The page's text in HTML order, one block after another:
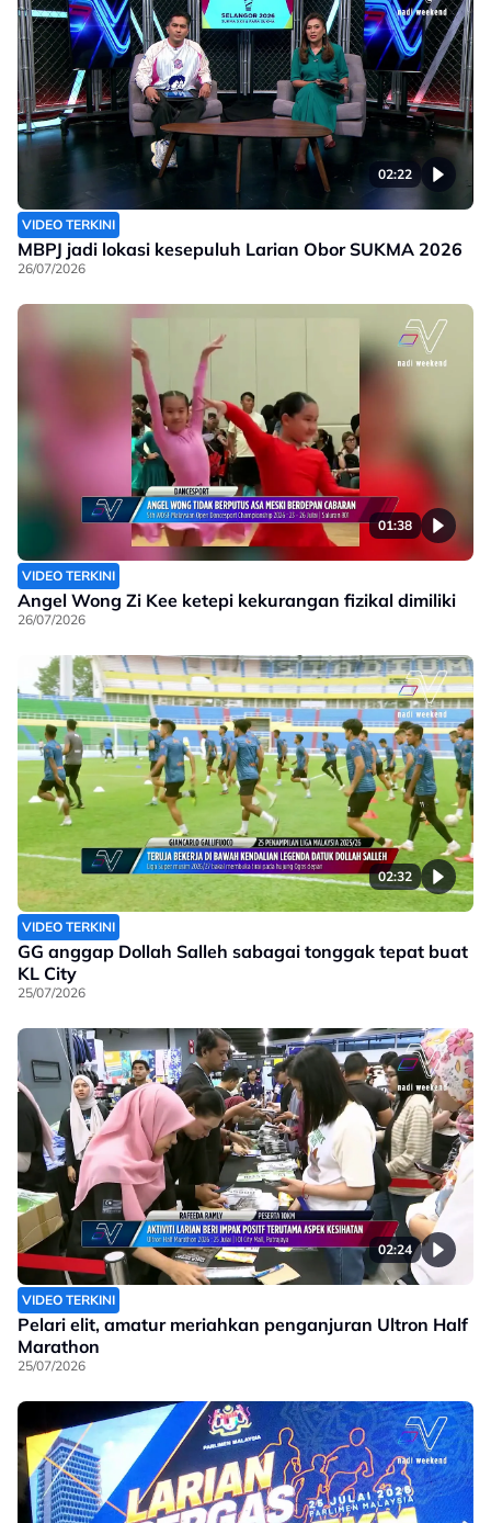
02:22
VIDEO TERKINI
MBPJ jadi lokasi kesepuluh Larian Obor SUKMA 2026
26/07/2026
01:38
VIDEO TERKINI
Angel Wong Zi Kee ketepi kekurangan fizikal dimiliki
26/07/2026
02:32
VIDEO TERKINI
GG anggap Dollah Salleh sabagai tonggak tepat buat
KL City
25/07/2026
02:24
VIDEO TERKINI
Pelari elit, amatur meriahkan penganjuran Ultron Half
Marathon
25/07/2026